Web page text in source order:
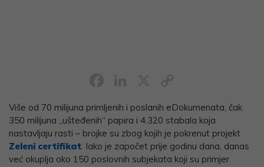
Link
Više od 70 milijuna primljenih i poslanih eDokumenata, čak
350 milijuna „ušteđenih“ papira i 4.320 stabala koja
nastavljaju rasti – brojke su zbog kojih je pokrenut projekt
Zeleni certifikat. Iako je započet prije godinu dana, danas
već okuplja oko 150 poslovnih subjekata koji su primjer